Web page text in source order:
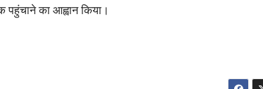
का आह्वान किया।